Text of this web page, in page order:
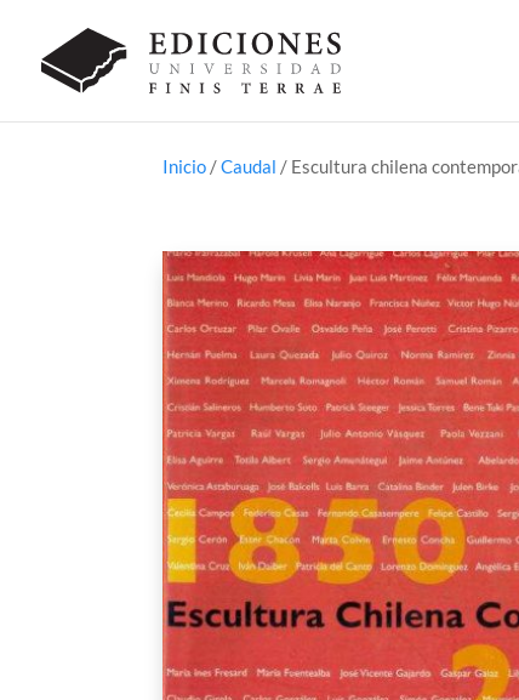
Inicio /Caudal / Escultura chilena